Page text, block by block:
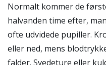
Normalt kommer de
halvanden time efter,
ofte udvidede pupiller.
eller ned, mens
falder. Svedeture eller